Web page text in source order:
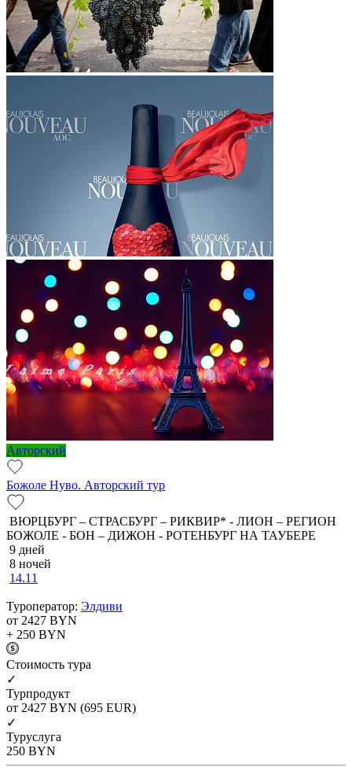
Авторский
Божоле Нуво. Авторский тур
ВЮРЦБУРГ – СТРАСБУРГ – РИКВИР* - ЛИОН – РЕГИОН
БОЖОЛЕ - БОН – ДИЖОН - РОТЕНБУРГ НА ТАУБЕРЕ
9 дней
8 ночей
14.11
Туроператор: Элдиви
от 2427 BYN
+ 250 BYN
Cтоимость тура
✓
Турпродукт
от 2427 BYN (695 EUR)
✓
Туруслуга
250 BYN